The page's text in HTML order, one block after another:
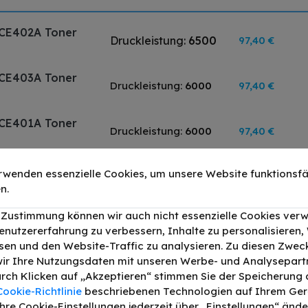
Toner
Druckleistung: 6500 97,40 €
Toner
Druckleistung: 6000 97,40 €
Toner
Druckleistung: 6000 97,40 €
Toner
Druckleistung:11000 79,90 €
Schwarz
299,90 €
essenzielle Cookies, um unsere Website
können wir auch nicht essenzielle Cookies
zu verbessern, Inhalte zu personalisieren,
und den Website-Traffic zu analysieren. Zu diesen
Ihre Nutzungsdaten mit unseren Werbe- und
Klicken auf „Akzeptieren“ stimmen Sie der Speicherung
Richtlinie beschriebenen Technologien auf Ihrem